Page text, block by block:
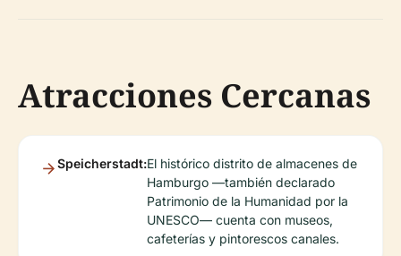
Atracciones Cercanas
Speicherstadt:El histórico distrito de almacenes de
Hamburgo —también declarado
Patrimonio de la Humanidad por la
UNESCO— cuenta con museos,
cafeterías y pintorescos canales.